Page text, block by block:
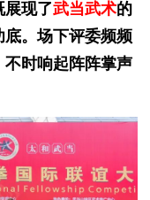
现了武当武术的
。场下评委频频
不时响起阵阵掌声